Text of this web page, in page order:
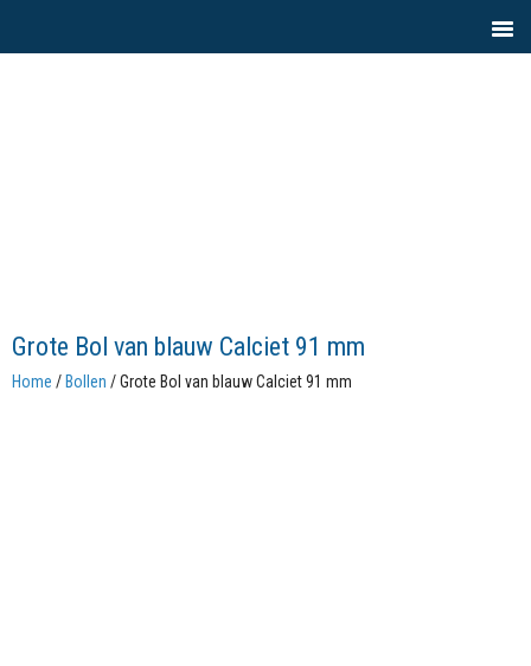
Grote Bol van blauw Calciet 91 mm
Home / Bollen / Grote Bol van blauw Calciet 91 mm